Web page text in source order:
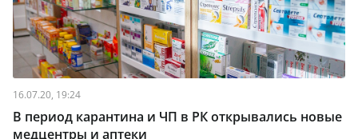
16.07.20, 19:24
В период карантина и ЧП в РК открывались новые
медцентры и аптеки